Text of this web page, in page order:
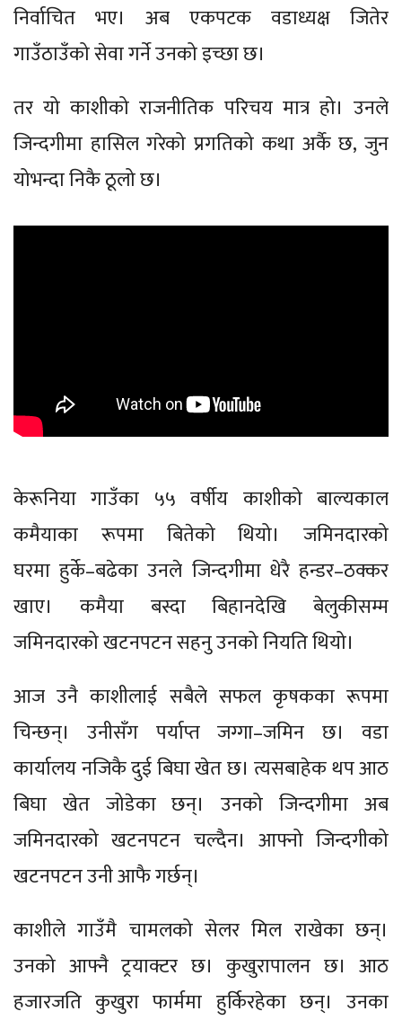
निर्वाचित भए। अब एकपटक वडाध्यक्ष जितेर
गाउँठाउँको सेवा गर्ने उनको इच्छा छ।
तर यो काशीको राजनीतिक परिचय मात्र हो। उनले
जिन्दगीमा हासिल गरेको प्रगतिको कथा अर्कै छ, जुन
योभन्दा निकै ठूलो छ।
केरूनिया गाउँका ५५ वर्षीय काशीको बाल्यकाल
कमैयाका रूपमा बितेको थियो। जमिनदारको
घरमा हुर्के–बढेका उनले जिन्दगीमा धेरै हन्डर–ठक्कर
खाए। कमैया बस्दा बिहानदेखि बेलुकीसम्म
जमिनदारको खटनपटन सहनु उनको नियति थियो।
आज उनै काशीलाई सबैले सफल कृषकका रूपमा
चिन्छन्। उनीसँग पर्याप्त जग्गा–जमिन छ। वडा
कार्यालय नजिकै दुई बिघा खेत छ। त्यसबाहेक थप आठ
बिघा खेत जोडेका छन्। उनको जिन्दगीमा अब
जमिनदारको खटनपटन चल्दैन। आफ्नो जिन्दगीको
खटनपटन उनी आफै गर्छन्।
काशीले गाउँमै चामलको सेलर मिल राखेका छन्।
उनको आफ्नै ट्रयाक्टर छ। कुखुरापालन छ। आठ
हजारजति कुखुरा फार्ममा हुर्किरहेका छन्। उनका